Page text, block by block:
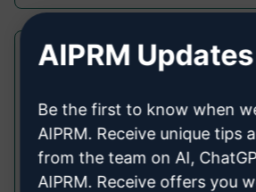
Rima di Memoria in 4
Memorizza qualsiasi definizione
righe facile da ricordare. Ideale
insegnanti per ricordare
AIPRM Updates
Be the first to know when
AIPRM. Receive unique tips
from the team on AI,
AIPRM. Receive offers you